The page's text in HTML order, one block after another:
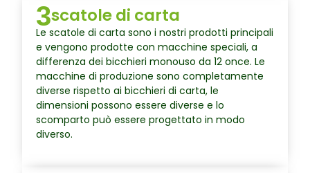
3scatole di carta
Le scatole di carta sono i nostri prodotti principali
e vengono prodotte con macchine speciali, a
differenza dei bicchieri monouso da 12 once. Le
macchine di produzione sono completamente
diverse rispetto ai bicchieri di carta, le
dimensioni possono essere diverse e lo
scomparto può essere progettato in modo
diverso.